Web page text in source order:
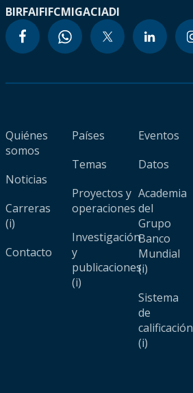
BIRFAIFIFCMIGACIADI
Quiénes
somos
Noticias
Carreras
(i)
Contacto
Países
Temas
Proyectos y
operaciones
Investigación
y
publicaciones
(i)
Eventos
Datos
Academia
del
Grupo
Banco
Mundial
(i)
Sistema
de
calificación
(i)